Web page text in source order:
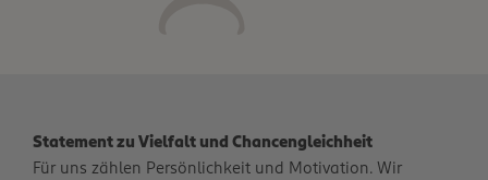
Statement zu Vielfalt und Chancengleichheit
Für uns zählen Persönlichkeit und Motivation. Wir